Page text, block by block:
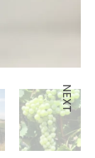
NEXT